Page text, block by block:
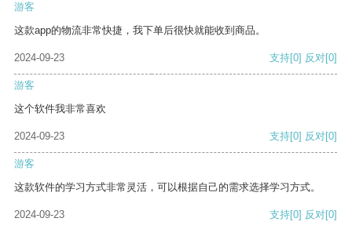
游客
这款app的物流非常快捷，我下单后很快就能收到商品。
2024-09-23 支持[0] 反对[0]
游客
这个软件我非常喜欢
2024-09-23 支持[0] 反对[0]
游客
这款软件的学习方式非常灵活，可以根据自己的需求选择学习方式。
2024-09-23 支持[0] 反对[0]